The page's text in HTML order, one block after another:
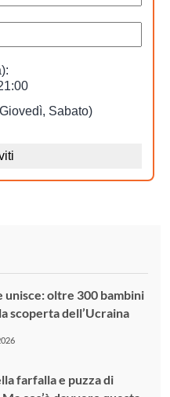
unisce: oltre 300 bambini
scoperta dell’Ucraina
farfalla e puzza di